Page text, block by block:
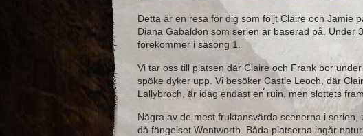
Detta är en resa för dig som följt Claire och Jamie
Diana Gabaldon som serien är baserad på. Under
förekommer i säsong 1.
Vi tar oss till platsen där Claire och Frank bor
spöke dyker upp. Vi besöker Castle Leoch, där
Lallybroch, är idag endast en ruin, men slottets
Några av de mest fruktansvärda scenerna i
då fängelset Wentworth. Båda platserna ingår